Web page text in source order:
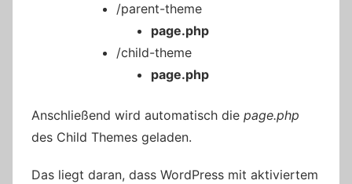
/parent-theme
page.php
/child-theme
page.php
Anschließend wird automatisch die page.php
des Child Themes geladen.
Das liegt daran, dass WordPress mit aktiviertem